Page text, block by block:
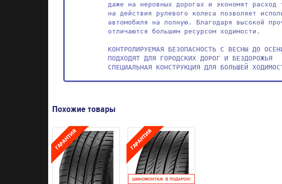
даже на неровных дорогах и экономят расход
на действия рулевого колеса позволяет
автомобиля на полную. Благодаря высокой
отличаются большим ресурсом ходимости.
КОНТРОЛИРУЕМАЯ БЕЗОПАСНОСТЬ С ВЕСНЫ ДО
ПОДХОДЯТ ДЛЯ ГОРОДСКИХ ДОРОГ И БЕЗДОРОЖЬЯ
СПЕЦИАЛЬНАЯ КОНСТРУКЦИЯ ДЛЯ БОЛЬШЕЙ
Похожие товары